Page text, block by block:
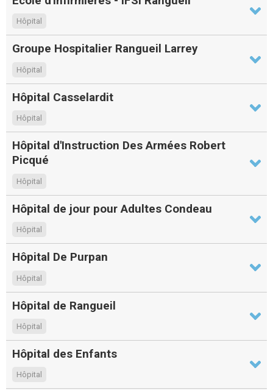
Hôpital
Groupe Hospitalier Rangueil Larrey
Hôpital
Hôpital Casselardit
Hôpital
Hôpital d'Instruction Des Armées Robert
Picqué
Hôpital
Hôpital de jour pour Adultes Condeau
Hôpital
Hôpital De Purpan
Hôpital
Hôpital de Rangueil
Hôpital
Hôpital des Enfants
Hôpital